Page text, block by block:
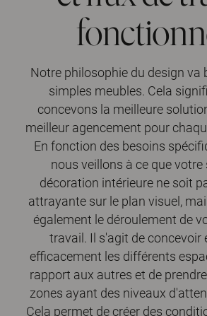
Notre philosophie du design va
simples meubles. Cela
concevons la meilleure
meilleur agencement pour
En fonction des besoins
nous veillons à ce que
décoration intérieure ne soit
attrayante sur le plan visuel,
également le déroulement de
travail. Il s'agit de concevoir
efficacement les différents
rapport aux autres et de
zones ayant des niveaux
Cela permet de créer des